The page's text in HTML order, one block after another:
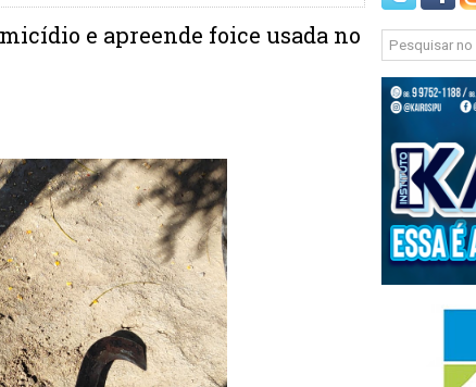
e apreende foice usada no